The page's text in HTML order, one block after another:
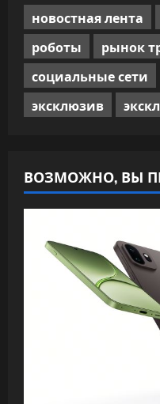
новостная лента
роботы
рынок
социальные сети
эксклюзив
ВОЗМОЖНО, ВЫ